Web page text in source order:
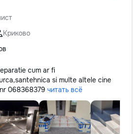
Криково
cum ar fi
si multe altele cine
068368379 читать всё